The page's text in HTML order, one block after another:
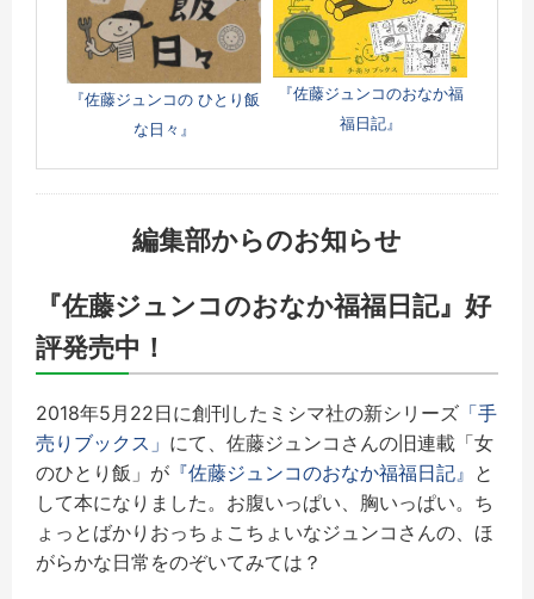
『佐藤ジュンコの ひとり飯
な日々』
『佐藤ジュンコのおなか福
福日記』
編集部からのお知らせ
『佐藤ジュンコのおなか福福日記』好
評発売中！
2018年5月22日に創刊したミシマ社の新シリーズ 「手
売りブックス」 にて、佐藤ジュンコさんの旧連載「女
のひとり飯」が 『佐藤ジュンコのおなか福福日記』 と
して本になりました。 お腹いっぱい、胸いっぱい。 ち
ょっとばかりおっちょこちょいなジュンコさんの、ほ
がらかな日常をのぞいてみては？